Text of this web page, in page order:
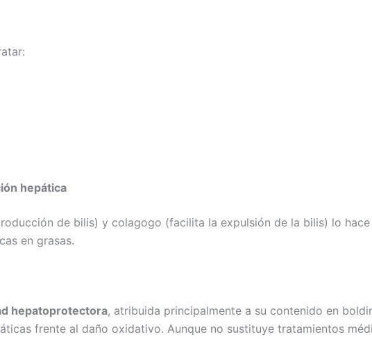
hepática
de bilis) y colagogo (facilita la expulsión de la bilis) lo
en grasas.
hepatoprotectora, atribuida principalmente a su contenido en
frente al daño oxidativo. Aunque no sustituye tratamientos